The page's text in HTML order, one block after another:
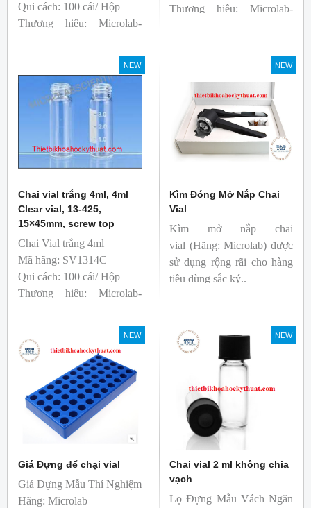
Qui cách: 100 cái/ Hộp
Thương hiệu: Microlab-
T&T phân phối độc quyền
Thương hiệu: Microlab-
T&T phân phối độc quyền
NEW
Chai vial trắng 4ml, 4ml
Clear vial, 13-425,
15×45mm, screw top
Chai Vial trắng 4ml
Mã hãng: SV1314C
Qui cách: 100 cái/ Hộp
Thương hiệu: Microlab-
T&T phân phối độc quyền
NEW
Kìm Đóng Mở Nắp Chai
Vial
Kìm mở nắp chai
vial (Hãng: Microlab) được
sử dụng rộng rãi cho hàng
tiêu dùng sắc ký..
NEW
Giá Đựng để chại vial
Giá Đựng Mẫu Thí Nghiệm
Hãng: Microlab
NEW
Chai vial 2 ml không chia
vạch
Lọ Đựng Mẫu Vách Ngăn